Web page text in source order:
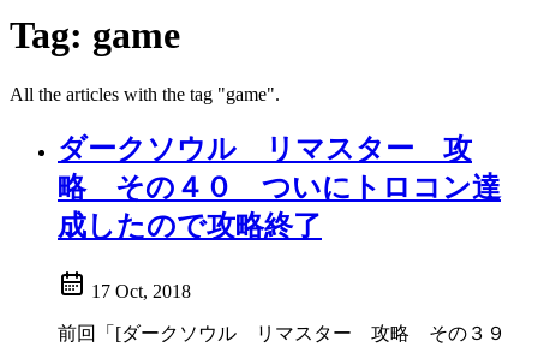
Tag: game
All the articles with the tag "game".
ダークソウル リマスター 攻
略 その４０ ついにトロコン達
成したので攻略終了
17 Oct, 2018
前回「[ダークソウル リマスター 攻略 その３９